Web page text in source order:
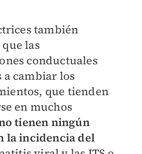
también
las
conductuales
a cambiar los
que tienden
en muchos
tienen ningún
la incidencia del